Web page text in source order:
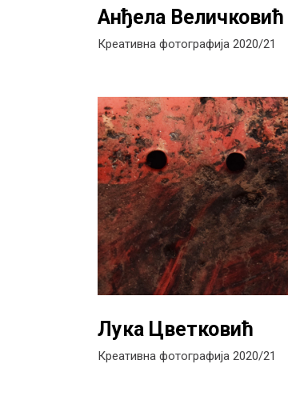
Анђела Величковић
Креативна фотографија 2020/21
Лука Цветковић
Креативна фотографија 2020/21